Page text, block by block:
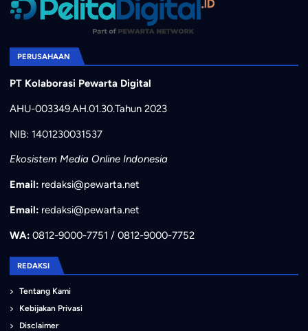
PERUSAHAAN
PT Kolaborasi Pewarta Digital
AHU-003349.AH.01.30.Tahun 2023
NIB: 1401230031537
Ekosistem Media Online Indonesia
Email: redaksi@pewarta.net
Email: redaksi@pewarta.net
WA:0812-9000-7751 / 0812-9000-7752
REDAKSI
Tentang Kami
Kebijakan Privasi
Disclaimer